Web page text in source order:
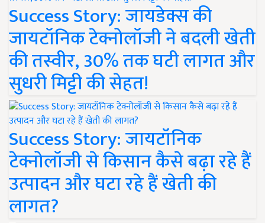
Success Story: जायडेक्स की
जायटॉनिक टेक्नोलॉजी ने बदली खेती
की तस्वीर, 30% तक घटी लागत और
सुधरी मिट्टी की सेहत!
Success Story: जायटॉनिक
टेक्नोलॉजी से किसान कैसे बढ़ा रहे हैं
उत्पादन और घटा रहे हैं खेती की
लागत?